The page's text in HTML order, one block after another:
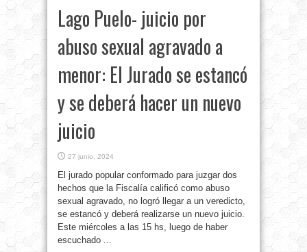
Lago Puelo- juicio por
abuso sexual agravado a
menor: El Jurado se estancó
y se deberá hacer un nuevo
juicio
27 junio, 2024
El jurado popular conformado para juzgar dos
hechos que la Fiscalía calificó como abuso
sexual agravado, no logró llegar a un veredicto,
se estancó y deberá realizarse un nuevo juicio.
Este miércoles a las 15 hs, luego de haber
escuchado ...